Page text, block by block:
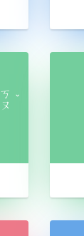
ㄎ
ㄡ ˇ